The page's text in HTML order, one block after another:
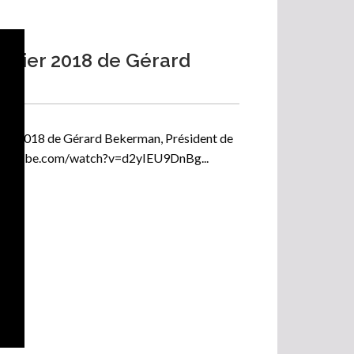
2018 de Gérard
2018 de Gérard Bekerman, Président de
watch?v=d2yIEU9DnBg...